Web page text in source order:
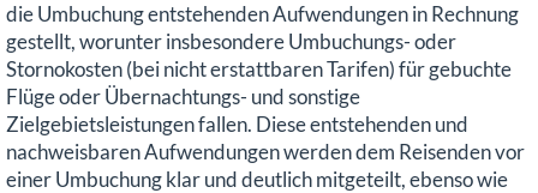
die Umbuchung entstehenden Aufwendungen in Rechnung
gestellt, worunter insbesondere Umbuchungs- oder
Stornokosten (bei nicht erstattbaren Tarifen) für gebuchte
Flüge oder Übernachtungs- und sonstige
Zielgebietsleistungen fallen. Diese entstehenden und
nachweisbaren Aufwendungen werden dem Reisenden vor
einer Umbuchung klar und deutlich mitgeteilt, ebenso wie